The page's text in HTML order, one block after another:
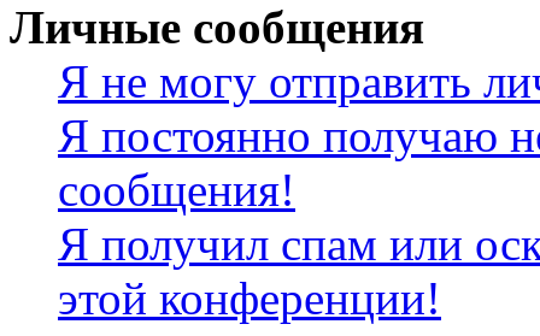
Личные сообщения
Я не могу отправить
Я постоянно получаю
сообщения!
Я получил спам или
этой конференции!